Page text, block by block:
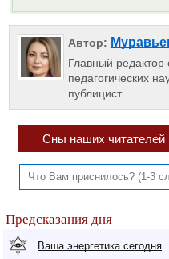
Автор:
Главный
педагогических
публицист.
Сны наших читателей
Предсказания дня
Ваша энергетика сегодня